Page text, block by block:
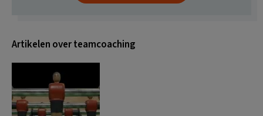
Artikelen over teamcoaching